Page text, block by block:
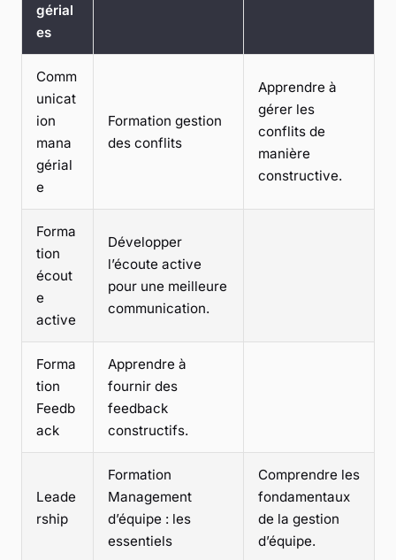
gérial
es
Comm
unicat
ion
mana
gérial
e
Formation gestion
des conflits
Apprendre à
gérer les
conflits de
manière
constructive.
Forma
tion
écout
e
active
Développer
l’écoute active
pour une meilleure
communication.
Forma
tion
Feedb
ack
Apprendre à
fournir des
feedback
constructifs.
Leade
rship
Formation
Management
d’équipe : les
essentiels
Comprendre les
fondamentaux
de la gestion
d’équipe.